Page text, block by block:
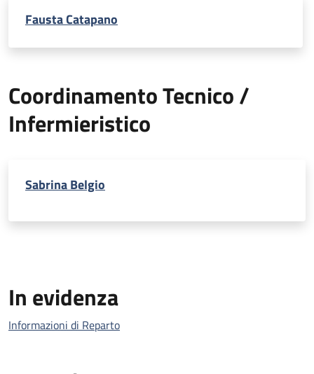
Fausta Catapano
Coordinamento Tecnico /
Infermieristico
Sabrina Belgio
In evidenza
Informazioni di Reparto